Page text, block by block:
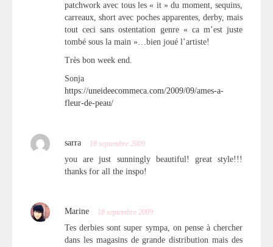
patchwork avec tous les « it » du moment, sequins,
carreaux, short avec poches apparentes, derby, mais
tout ceci sans ostentation genre « ca m’est juste
tombé sous la main »…bien joué l’artiste!
Très bon week end.
Sonja
https://uneideecommeca.com/2009/09/ames-a-
fleur-de-peau/
sarra 18 septembre 2009
you are just sunningly beautiful! great style!!!
thanks for all the inspo!
Marine 18 septembre 2009
Tes derbies sont super sympa, on pense à chercher
dans les magasins de grande distribution mais des